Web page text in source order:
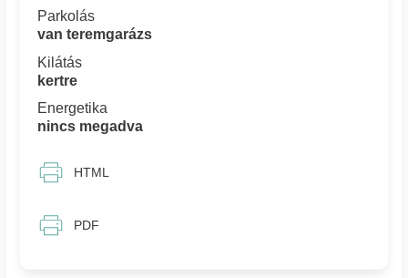
Parkolás
van teremgarázs
Kilátás
kertre
Energetika
nincs megadva
HTML
PDF